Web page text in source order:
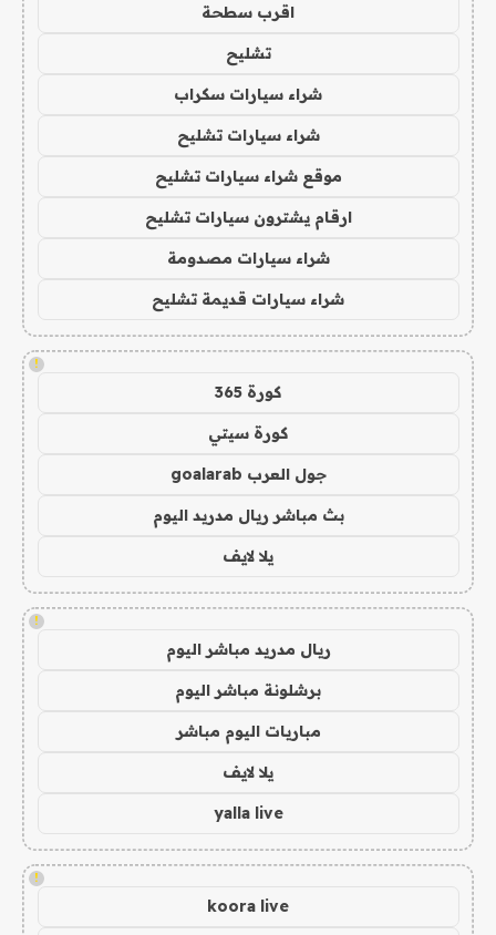
اقرب سطحة
تشليح
شراء سيارات سكراب
شراء سيارات تشليح
موقع شراء سيارات تشليح
ارقام يشترون سيارات تشليح
شراء سيارات مصدومة
شراء سيارات قديمة تشليح
!
كورة 365
كورة سيتي
جول العرب goalarab
بث مباشر ريال مدريد اليوم
يلا لايف
!
ريال مدريد مباشر اليوم
برشلونة مباشر اليوم
مباريات اليوم مباشر
يلا لايف
yalla live
!
koora live